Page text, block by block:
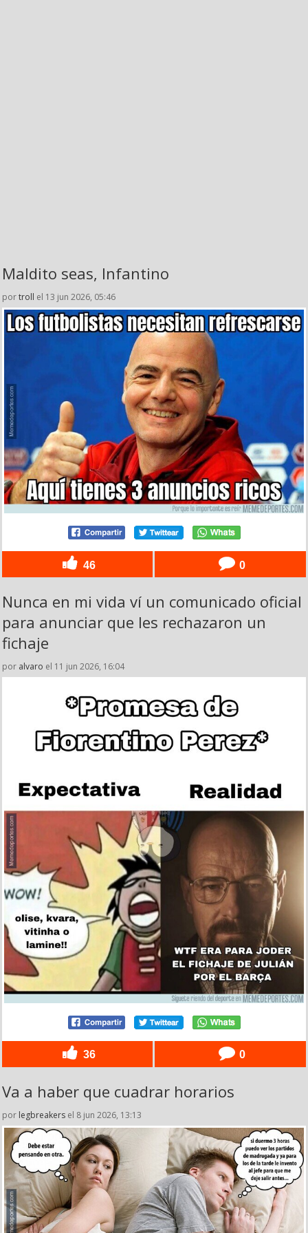
Maldito seas, Infantino
portroll el 13 jun 2026, 05:46
46 0
Nunca en mi vida ví un comunicado oficial
para anunciar que les rechazaron un
fichaje
por alvaro el 11 jun 2026, 16:04
36 0
Va a haber que cuadrar horarios
por legbreakers el 8 jun 2026, 13:13